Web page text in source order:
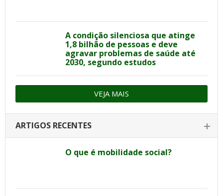
A condição silenciosa que atinge
1,8 bilhão de pessoas e deve
agravar problemas de saúde até
2030, segundo estudos
VEJA MAIS
ARTIGOS RECENTES
O que é mobilidade social?